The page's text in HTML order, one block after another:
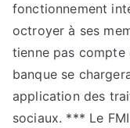
fonctionnement
octroyer à ses
tienne pas
banque se
application des
sociaux. *** Le